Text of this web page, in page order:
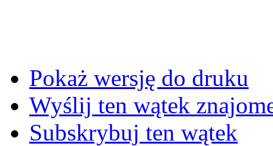
Pokaż wersję do druku
Wyślij ten wątek
Subskrybuj ten wątek